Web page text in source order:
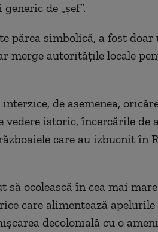
de „șef”.
părea simbolică, a fost doar
merge autoritățile locale
de asemenea,
istoric, încercările de
care au izbucnit în
să ocolească în cea mai
care alimentează apelurile
decolonială cu o